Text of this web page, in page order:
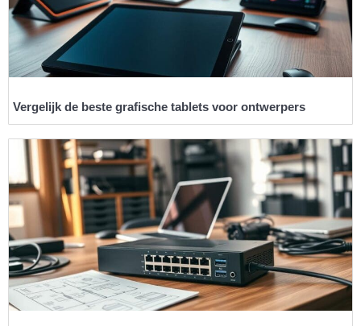
Vergelijk de beste grafische tablets voor ontwerpers